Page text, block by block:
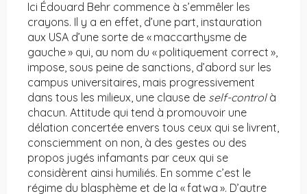
Ici Édouard Behr commence à s’emmêler les
crayons. Il y a en effet, d’une part, instauration
aux USA d’une sorte de « maccarthysme de
gauche » qui, au nom du « politiquement correct »,
impose, sous peine de sanctions, d’abord sur les
campus universitaires, mais progressivement
dans tous les milieux, une clause de self-control à
chacun. Attitude qui tend à promouvoir une
délation concertée envers tous ceux qui se livrent,
consciemment on non, à des gestes ou des
propos jugés infamants par ceux qui se
considèrent ainsi humiliés. En somme c’est le
régime du blasphème et de la « fatwa ». D’autre